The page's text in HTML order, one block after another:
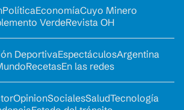
PolíticaEconomíaCuyo Minero
VerdeRevista OH
DeportivaEspectáculosArgentina
RecetasEn las redes
OpinionSocialesSaludTecnología